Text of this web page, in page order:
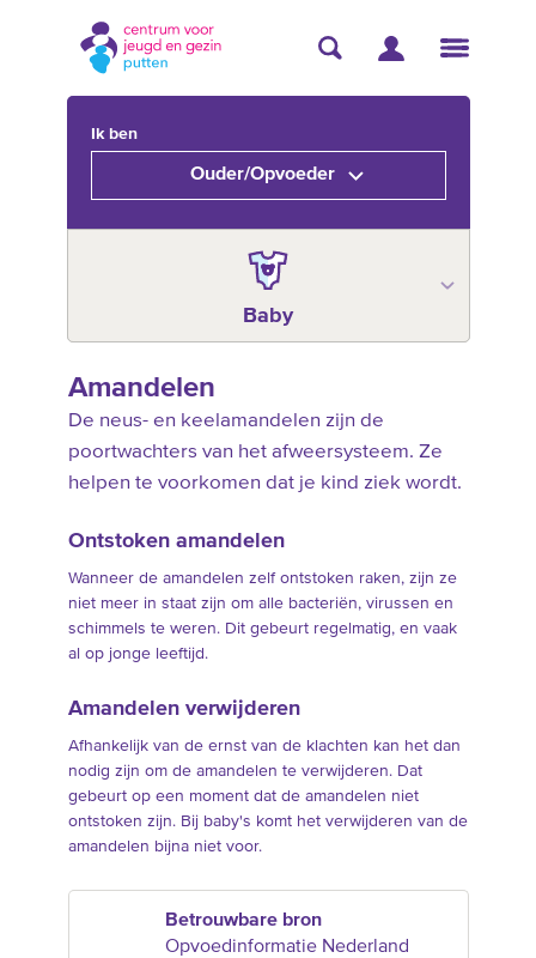
Ik ben
Ouder/Opvoeder
Baby
Amandelen
De neus- en keelamandelen zijn de
poortwachters van het afweersysteem. Ze
helpen te voorkomen dat je kind ziek wordt.
Ontstoken amandelen
Wanneer de amandelen zelf ontstoken raken, zijn ze
niet meer in staat zijn om alle bacteriën, virussen en
schimmels te weren. Dit gebeurt regelmatig, en vaak
al op jonge leeftijd.
Amandelen verwijderen
Afhankelijk van de ernst van de klachten kan het dan
nodig zijn om de amandelen te verwijderen. Dat
gebeurt op een moment dat de amandelen niet
ontstoken zijn. Bij baby's komt het verwijderen van de
amandelen bijna niet voor.
Betrouwbare bron
Opvoedinformatie Nederland